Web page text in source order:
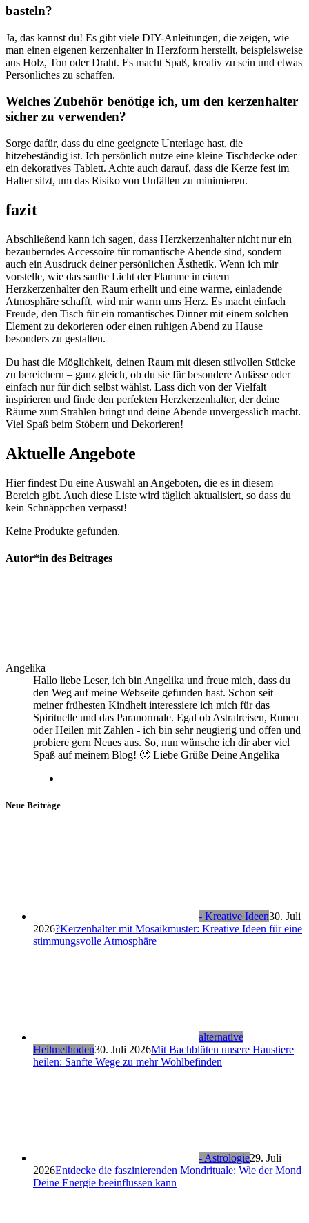
basteln?
Ja, das kannst du! Es gibt viele​ DIY-Anleitungen, die zeigen, wie
man einen⁢ eigenen kerzenhalter⁤ in ‌Herzform‍ herstellt, beispielsweise
aus Holz, Ton oder Draht. Es macht Spaß, kreativ​ zu‍ sein ⁣und etwas
Persönliches zu⁣ schaffen.
Welches‌ Zubehör benötige ich, ‍um den kerzenhalter
sicher zu verwenden?
Sorge dafür, dass du eine geeignete Unterlage hast, die
hitzebeständig ist. ‌Ich persönlich nutze eine kleine Tischdecke oder
ein dekoratives Tablett. Achte auch darauf, dass‍ die ⁤Kerze fest⁣ im
Halter⁤ sitzt, um das Risiko von Unfällen zu minimieren.
fazit
Abschließend kann‌ ich sagen, ⁣dass⁣ Herzkerzenhalter nicht⁤ nur ein
bezauberndes Accessoire ‌für romantische Abende ​sind, sondern
auch⁢ ein Ausdruck deiner​ persönlichen ​Ästhetik. Wenn ich mir
vorstelle, wie ‌das sanfte Licht​ der Flamme in einem
Herzkerzenhalter den Raum‍ erhellt und eine warme, ⁤einladende
⁤Atmosphäre schafft, wird mir warm ⁣ums Herz. Es⁢ macht einfach​
Freude, den Tisch für ein⁢ romantisches Dinner mit einem ​solchen
Element⁢ zu dekorieren oder einen ruhigen Abend zu Hause
besonders zu gestalten.
Du ⁢hast die Möglichkeit,⁢ deinen Raum mit diesen stilvollen ‌Stücke
zu ‌bereichern⁣ – ‌ganz gleich, ⁤ob du sie für besondere ‌Anlässe oder
⁣einfach nur für dich selbst​ wählst.‌ Lass ⁤dich von ⁤der Vielfalt
inspirieren ⁣und finde den perfekten Herzkerzenhalter, der ‌deine
‍Räume zum Strahlen bringt‌ und deine Abende unvergesslich macht.
Viel Spaß beim Stöbern und Dekorieren!
Aktuelle Angebote
Hier findest Du eine Auswahl an Angeboten, die es in diesem
Bereich gibt. Auch diese Liste wird täglich aktualisiert, so dass du
kein Schnäppchen verpasst!
Keine Produkte gefunden.
Autor*in des Beitrages
Angelika
Hallo liebe Leser, ich bin Angelika und freue mich, dass du
den Weg auf meine Webseite gefunden hast. Schon seit
meiner frühesten Kindheit interessiere ich mich für das
Spirituelle und das Paranormale. Egal ob Astralreisen, Runen
oder Heilen mit Zahlen - ich bin sehr neugierig und offen und
probiere gern Neues aus. So, nun wünsche ich dir aber viel
Spaß auf meinem Blog! 🙂 Liebe Grüße Deine Angelika
Neue Beiträge
- Kreative Ideen30. Juli
2026?Kerzenhalter mit Mosaikmuster: Kreative Ideen für eine
stimmungsvolle Atmosphäre
alternative
Heilmethoden30. Juli 2026Mit Bachblüten unsere Haustiere
heilen: Sanfte Wege zu mehr Wohlbefinden
- Astrologie29. Juli
2026Entdecke die faszinierenden Mondrituale: Wie der Mond
Deine Energie beeinflussen kann